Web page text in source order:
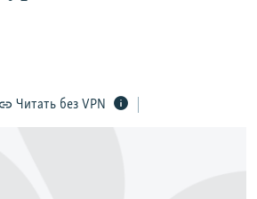
11 ИСТОРИЙ СОПРОТИВЛЕНИЯ
Читать без VPN